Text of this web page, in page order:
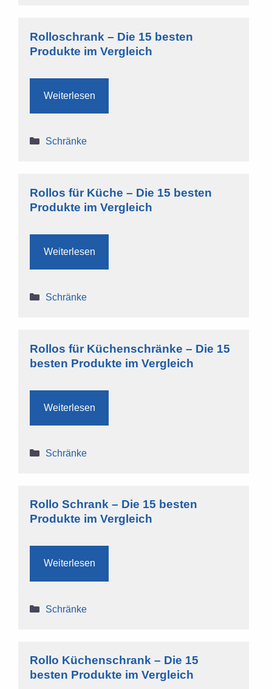
Rolloschrank – Die 15 besten
Produkte im Vergleich
Weiterlesen
Kategorien
Schränke
Rollos für Küche – Die 15 besten
Produkte im Vergleich
Weiterlesen
Kategorien
Schränke
Rollos für Küchenschränke – Die 15
besten Produkte im Vergleich
Weiterlesen
Kategorien
Schränke
Rollo Schrank – Die 15 besten
Produkte im Vergleich
Weiterlesen
Kategorien
Schränke
Rollo Küchenschrank – Die 15
besten Produkte im Vergleich